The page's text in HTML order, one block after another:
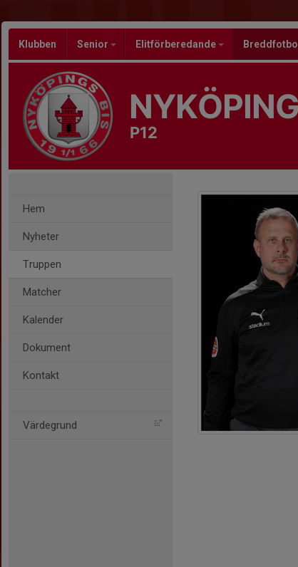
Klubben Senior Elitförberedande
P12
Hem
Nyheter
Truppen
Matcher
Kalender
Dokument
Kontakt
Värdegrund